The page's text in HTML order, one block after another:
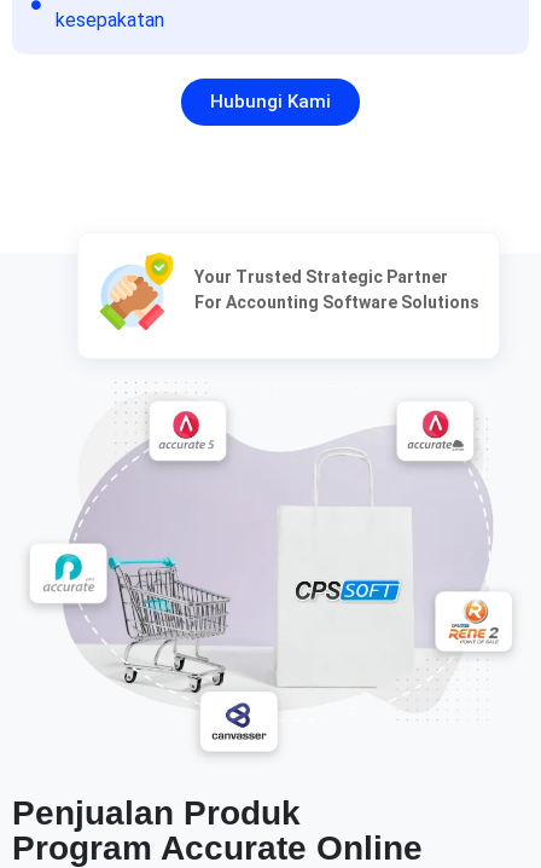
kesepakatan
Hubungi Kami
Your Trusted Strategic Partner
For Accounting Software Solutions
Penjualan Produk
Program Accurate Online